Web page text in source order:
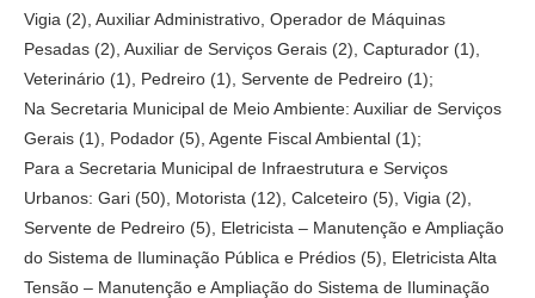
Vigia (2), Auxiliar Administrativo, Operador de Máquinas
Pesadas (2), Auxiliar de Serviços Gerais (2), Capturador (1),
Veterinário (1), Pedreiro (1), Servente de Pedreiro (1);
Na Secretaria Municipal de Meio Ambiente: Auxiliar de Serviços
Gerais (1), Podador (5), Agente Fiscal Ambiental (1);
Para a Secretaria Municipal de Infraestrutura e Serviços
Urbanos: Gari (50), Motorista (12), Calceteiro (5), Vigia (2),
Servente de Pedreiro (5), Eletricista – Manutenção e Ampliação
do Sistema de Iluminação Pública e Prédios (5), Eletricista Alta
Tensão – Manutenção e Ampliação do Sistema de Iluminação